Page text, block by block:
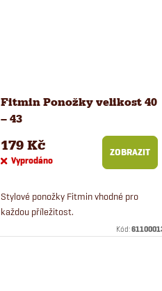
Fitmin Ponožky velikost 40
– 43
179 Kč
Vyprodáno
ZOBRAZIT
Stylové ponožky Fitmin vhodné pro
každou příležitost.
Kód: